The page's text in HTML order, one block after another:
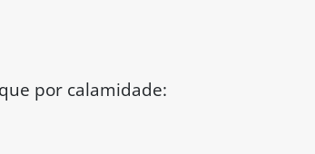
por calamidade: